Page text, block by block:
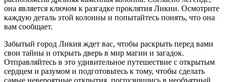
она является ключом к разгадке проклятия Ликии. Осмотрите
каждую деталь этой колонны и попытайтесь понять, что она
вам сообщает.
Забытый город Ликия ждет вас, чтобы раскрыть перед вами
свои тайны и открыть дверь в мир магии и загадок.
Отправляйтесь в это удивительное путешествие с открытым
сердцем и разумом и подготовьтесь к тому, чтобы сделать
самые невероятные открытия, погрузившись в необъятный